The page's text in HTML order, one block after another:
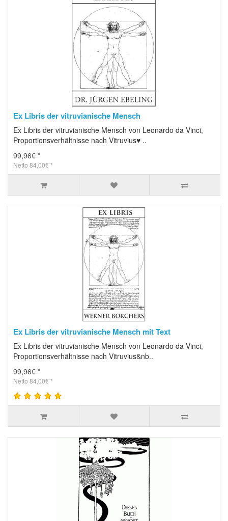
Ex Libris der vitruvianische Mensch
Ex Libris der vitruvianische Mensch von Leonardo da Vinci,
Proportionsverhältnisse nach Vitruvius♥ ..
99,96€ *
Netto 84,00€ *
Ex Libris der vitruvianische Mensch mit Text
Ex Libris der vitruvianische Mensch von Leonardo da Vinci,
Proportionsverhältnisse nach Vitruvius&nb..
99,96€ *
Netto 84,00€ *